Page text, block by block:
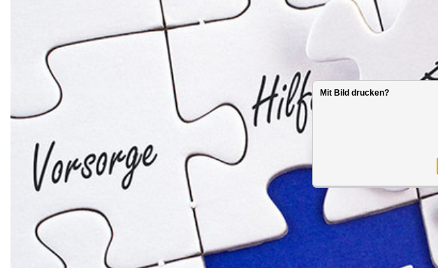
Mit Bild drucken?